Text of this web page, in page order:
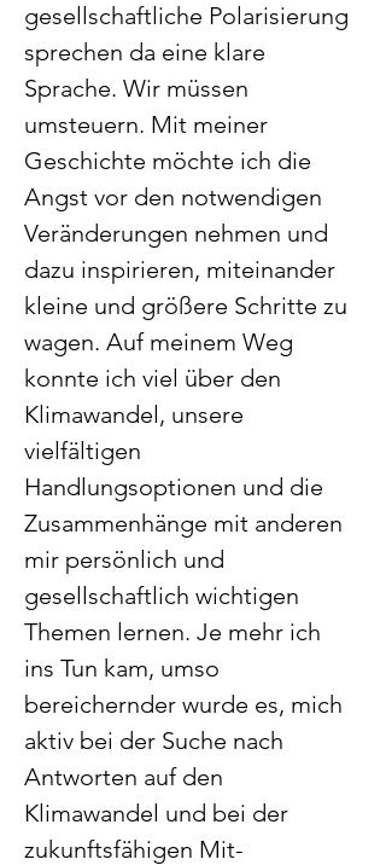
gesellschaftliche Polarisierung
sprechen da eine klare
Sprache. Wir müssen
umsteuern. Mit meiner
Geschichte möchte ich die
Angst vor den notwendigen
Veränderungen nehmen und
dazu inspirieren, miteinander
kleine und größere Schritte zu
wagen. Auf meinem Weg
konnte ich viel über den
Klimawandel, unsere
vielfältigen
Handlungsoptionen und die
Zusammenhänge mit anderen
mir persönlich und
gesellschaftlich wichtigen
Themen lernen. Je mehr ich
ins Tun kam, umso
bereichernder wurde es, mich
aktiv bei der Suche nach
Antworten auf den
Klimawandel und bei der
zukunftsfähigen Mit-